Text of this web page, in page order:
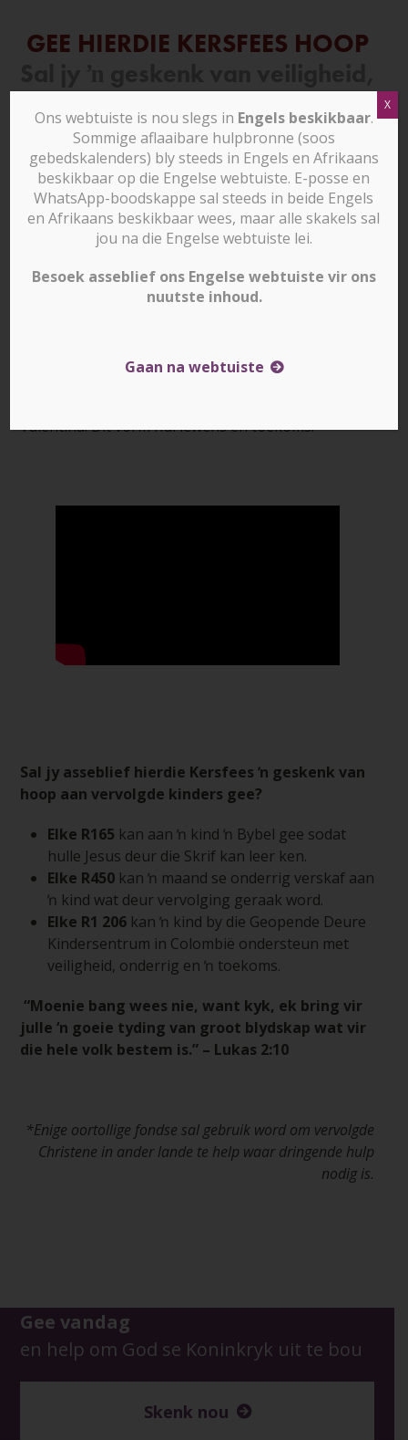
contentGEE HIERDIE KERSFEES HOOP
onderrig en ŉ toekoms aan
kinders in vervolgde gesinne
gee?
is te gevaarlik om te bly… Haar pa is ŉ kerkleier, so
die 15-jarige Valentina is ŉ teiken vir vervolging.
selfs verkragting ontvang.
Valentina. Dit vorm hul lewens en toekoms.
Sal jy asseblief hierdie Kersfees ŉ geskenk van
hoop aan vervolgde kinders gee?
Elke R165 kan aan ŉ kind ŉ Bybel gee sodat
hulle Jesus deur die Skrif kan leer ken.
Elke R450 kan ŉ maand se onderrig verskaf aan
ŉ kind wat deur vervolging geraak word.
Elke R1 206 kan ŉ kind by die Geopende Deure
Kindersentrum in Colombië ondersteun met
veiligheid, onderrig en ŉ toekoms.
“Moenie bang wees nie, want kyk, ek bring vir
julle ‘n goeie tyding van groot blydskap wat vir
die hele volk bestem is.” – Lukas 2:10
*Enige oortollige fondse sal gebruik word om vervolgde
Christene in ander lande te help waar dringende hulp
nodig is.
Gee vandag
en help om God se Koninkryk uit te bou
Skenk nou
Ons webtuiste is nou slegs in Engels beskikbaar.
Sommige aflaaibare hulpbronne (soos
gebedskalenders) bly steeds in Engels en Afrikaans
beskikbaar op die Engelse webtuiste. E-posse en
WhatsApp-boodskappe sal steeds in beide Engels
en Afrikaans beskikbaar wees, maar alle skakels sal
jou na die Engelse webtuiste lei.
Besoek asseblief ons Engelse webtuiste vir ons
nuutste inhoud.
Gaan na webtuiste
X